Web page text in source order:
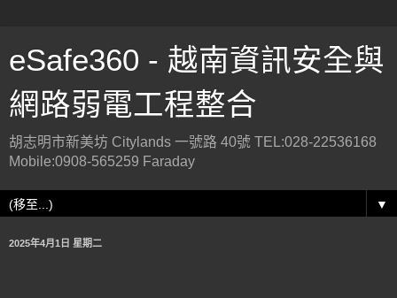
eSafe360 - 越南資訊安全與
網路弱電工程整合
胡志明市新美坊 Citylands 一號路 40號 TEL:028-22536168
Mobile:0908-565259 Faraday
▼
2025年4月1日 星期二